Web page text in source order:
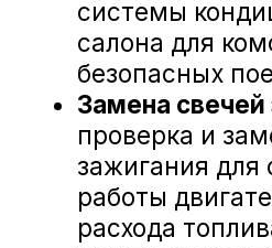
Mercedes-Benz
«А-ДРАЙВ» ОФИЦИАЛЬНЫЙ ДИЛЕР